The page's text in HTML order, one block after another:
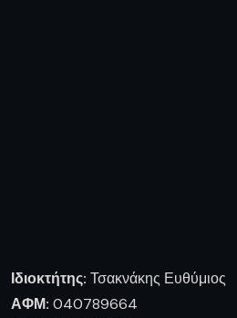
Ιδιοκτήτης: Τσακνάκης Ευθύμιος
ΑΦΜ: 040789664